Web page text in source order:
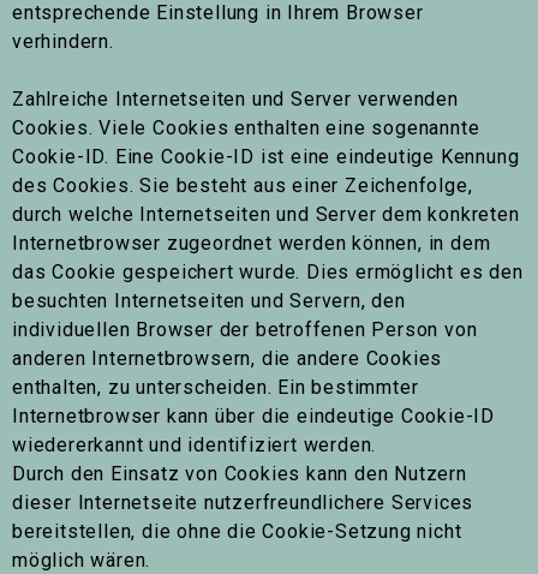
entsprechende Einstellung in Ihrem Browser
verhindern.
Zahlreiche Internetseiten und Server verwenden
Cookies. Viele Cookies enthalten eine sogenannte
Cookie-ID. Eine Cookie-ID ist eine eindeutige Kennung
des Cookies. Sie besteht aus einer Zeichenfolge,
durch welche Internetseiten und Server dem konkreten
Internetbrowser zugeordnet werden können, in dem
das Cookie gespeichert wurde. Dies ermöglicht es den
besuchten Internetseiten und Servern, den
individuellen Browser der betroffenen Person von
anderen Internetbrowsern, die andere Cookies
enthalten, zu unterscheiden. Ein bestimmter
Internetbrowser kann über die eindeutige Cookie-ID
wiedererkannt und identifiziert werden.
Durch den Einsatz von Cookies kann den Nutzern
dieser Internetseite nutzerfreundlichere Services
bereitstellen, die ohne die Cookie-Setzung nicht
möglich wären.